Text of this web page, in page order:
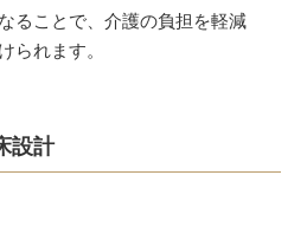
ることで、介護の負担を軽減
られます。
設計